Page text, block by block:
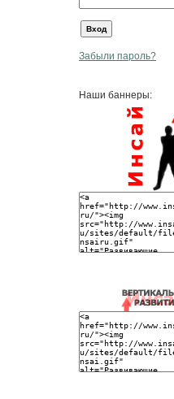
Забыли пароль?
Наши баннеры: